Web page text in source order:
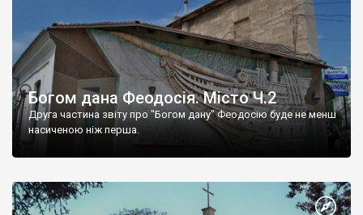
Богом дана Феодосія. Місто Ч.2
Друга частина звіту про "Богом дану" Феодосію буде не менш
насиченою ніж перша.